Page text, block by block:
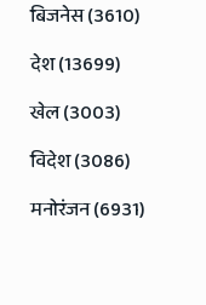
बिजनेस (3610)
देश (13699)
खेल (3003)
विदेश (3086)
मनोरंजन (6931)